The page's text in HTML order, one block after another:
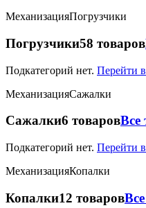
МеханизацияПогрузчики
Погрузчики58 товаров
Подкатегорий нет. Перейти
МеханизацияСажалки
Сажалки6 товаровВсе
Подкатегорий нет. Перейти
МеханизацияКопалки
Копалки12 товаров